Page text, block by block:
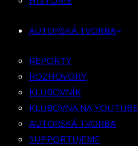
KLUBOVNA NA YOUTUBE
SUPPORTUJEME
PROPOJOVÁNÍ SCÉN
RECENZE
KFN/FESTIVAL
GUESTLIST
AUTORSKÁ TVORBA
REPORTY
ROZHOVORY
KLUBOVNÍK
KLUBOVNA NA YOUTUBE
AUTORSKÁ TVORBA
SUPPORTUJEME